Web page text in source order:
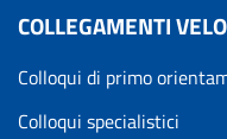
COLLEGAMENTI
Colloqui di primo
Colloqui specialistici